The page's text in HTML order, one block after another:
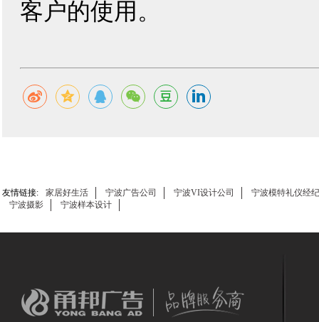
客户的使用。
友情链接: 家居好生活 宁波广告公司 宁波VI设计公司
宁波模特礼仪经
宁波摄影
宁波样本设计